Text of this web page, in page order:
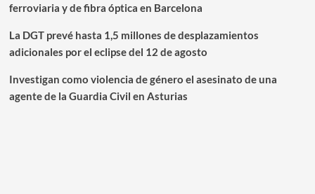
ferroviaria y de fibra óptica en Barcelona
La DGT prevé hasta 1,5 millones de desplazamientos
adicionales por el eclipse del 12 de agosto
Investigan como violencia de género el asesinato de una
agente de la Guardia Civil en Asturias